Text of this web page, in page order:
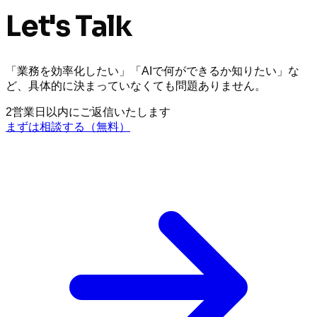
Let's Talk
「業務を効率化したい」「AIで何ができるか知りたい」な
ど、具体的に決まっていなくても問題ありません。
2営業日以内にご返信いたします
まずは相談する（無料）